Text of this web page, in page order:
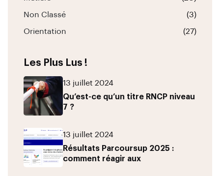
Non Classé (3)
Orientation (27)
Les Plus Lus !
13 juillet 2024
Qu’est-ce qu’un titre RNCP niveau
7 ?
13 juillet 2024
Résultats Parcoursup 2025 :
comment réagir aux